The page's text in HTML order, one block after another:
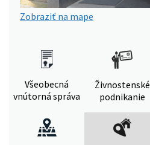
Zobraziť na mape
Všeobecná
vnútorná správa
Živnostenské
podnikanie